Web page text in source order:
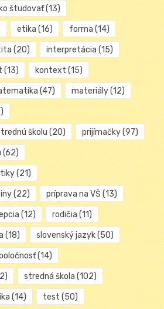
študovať(13)
etika (16) forma (14)
(20) interpretácia (15)
(13) kontext (15)
(47) materiály(12)
školu (20) prijímačky(97)
(62)
(21)
(22) príprava na VŠ (13)
(12) rodičia (11)
(18) slovenský jazyk(50)
(14)
stredná škola (102)
(14) test (50)